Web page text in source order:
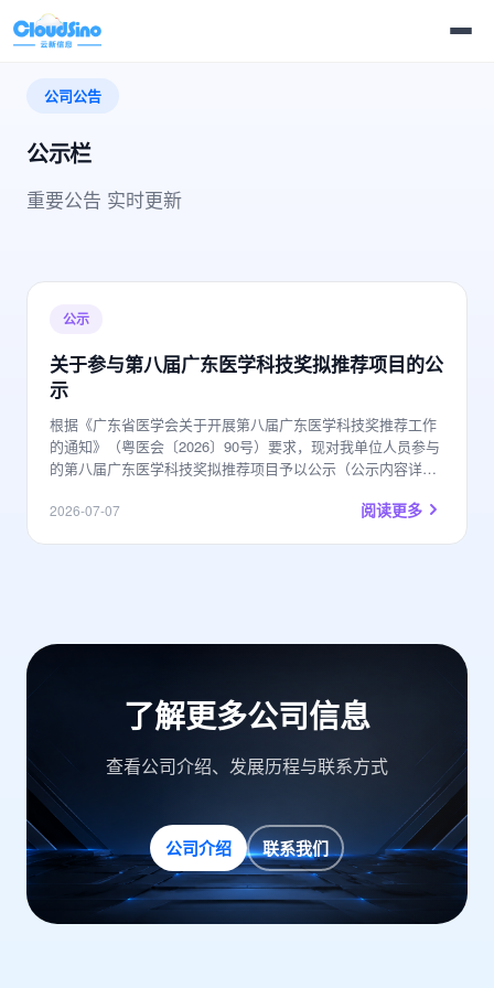
公司公告
公示栏
重要公告 实时更新
公示
关于参与第八届广东医学科技奖拟推荐项目的公
示
根据《广东省医学会关于开展第八届广东医学科技奖推荐工作
的通知》（粤医会〔2026〕90号）要求，现对我单位人员参与
的第八届广东医学科技奖拟推荐项目予以公示（公示内容详见
2026-07-07 阅读更多
了解更多公司信息
查看公司介绍、发展历程与联系方式
公司介绍 联系我们